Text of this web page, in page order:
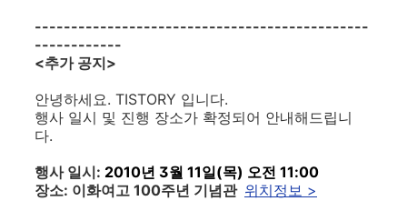
----------------------------------------------
------------
<추가 공지>
안녕하세요. TISTORY 입니다.
행사 일시 및 진행 장소가 확정되어 안내해드립니
다.
행사 일시: 2010년 3월 11일(목) 오전 11:00
장소: 이화여고 100주년 기념관 위치정보 >